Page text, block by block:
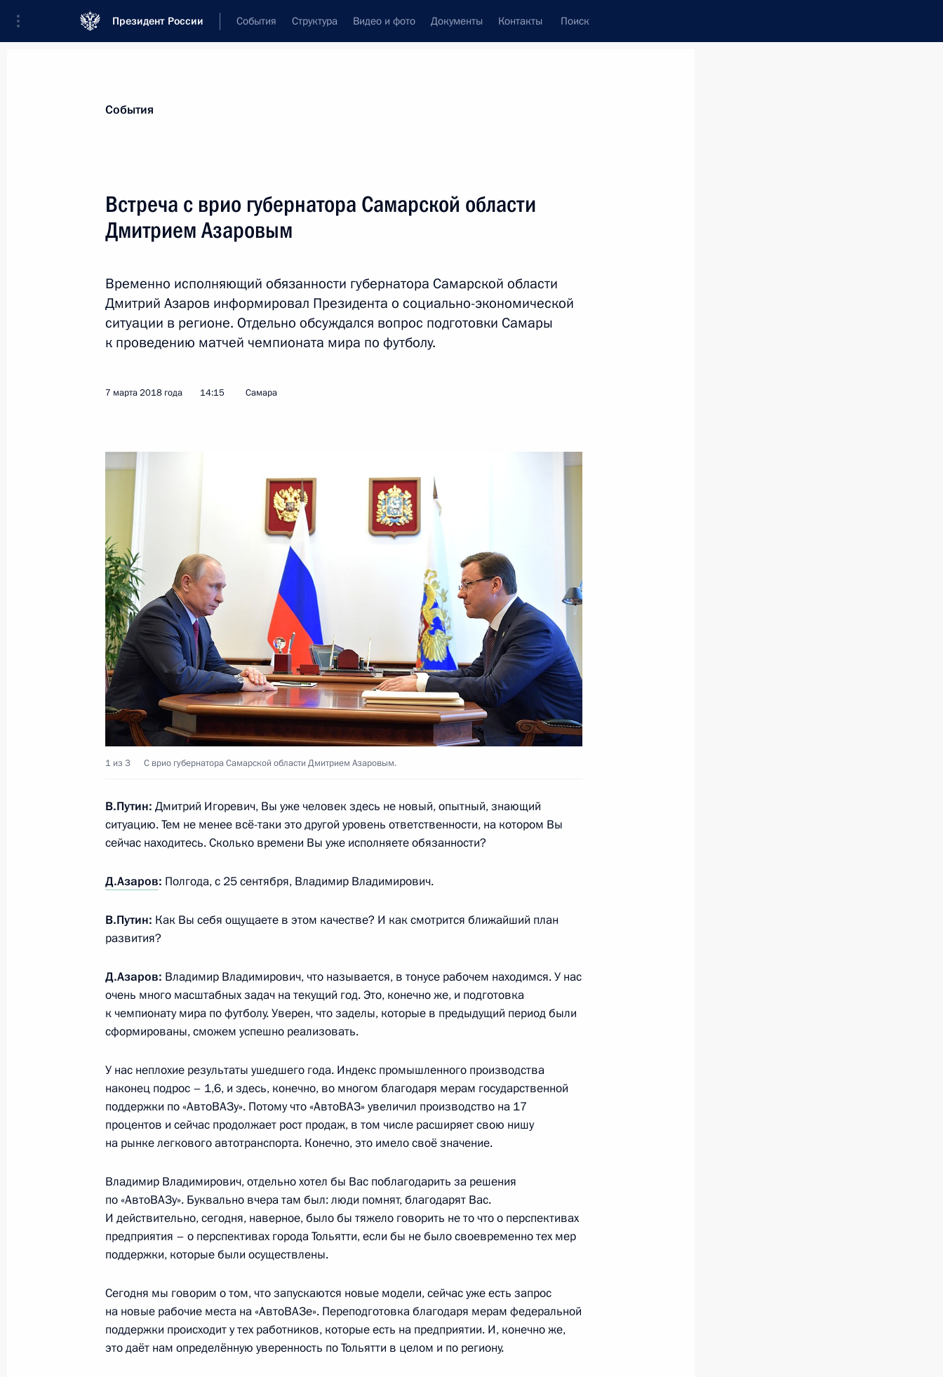
Президент России События Структура Видео и фото Документы Контакты Поиск
Показать следующие материалы
27 марта 2018 года, 08:20
Президент навестил в больнице пострадавших при пожаре
27 марта 2018 года, 08:00
Совещание о ликвидации последствий пожара в Кемерове
27 марта 2018 года, 07:15
Владимир Путин почтил память погибших при пожаре в Кемерове
27 марта 2018 года, 05:50
Владимир Путин дал ряд поручений в связи с пожаром
в Кемерове
25 марта 2018 года, 20:00
Владимир Путин посетил Севастополь
14 марта 2018 года, 19:10
Встреча с представителями общественности Севастополя
Осмотр нового терминала аэропорта Симферополь
14 марта 2018 года, 17:50
Осмотр готового участка Крымского моста
14 марта 2018 года, 15:50
Рабочая встреча с врио главы Дагестана Владимиром
Васильевым
13 марта 2018 года, 18:30
Совещание по вопросам социально-экономического развития
Дагестана
13 марта 2018 года, 18:00
Встреча с представителями общественности Дагестана
13 марта 2018 года, 17:30
События
Встреча с врио губернатора Самарской области
Дмитрием Азаровым
Временно исполняющий обязанности губернатора Самарской области
Дмитрий Азаров информировал Президента о социально-экономической
ситуации в регионе. Отдельно обсуждался вопрос подготовки Самары
к проведению матчей чемпионата мира по футболу.
7 марта 2018 года 14:15 Самара
1 из 3 С врио губернатора Самарской области Дмитрием Азаровым.
В.Путин: Дмитрий Игоревич, Вы уже человек здесь не новый, опытный, знающий
ситуацию. Тем не менее всё-таки это другой уровень ответственности, на котором Вы
сейчас находитесь. Сколько времени Вы уже исполняете обязанности?
Д.Азаров: Полгода, с 25 сентября, Владимир Владимирович.
В.Путин: Как Вы себя ощущаете в этом качестве? И как смотрится ближайший план
развития?
Д.Азаров: Владимир Владимирович, что называется, в тонусе рабочем находимся. У нас
очень много масштабных задач на текущий год. Это, конечно же, и подготовка
к чемпионату мира по футболу. Уверен, что заделы, которые в предыдущий период были
сформированы, сможем успешно реализовать.
У нас неплохие результаты ушедшего года. Индекс промышленного производства
наконец подрос – 1,6, и здесь, конечно, во многом благодаря мерам государственной
поддержки по «АвтоВАЗу». Потому что «АвтоВАЗ» увеличил производство на 17
процентов и сейчас продолжает рост продаж, в том числе расширяет свою нишу
на рынке легкового автотранспорта. Конечно, это имело своё значение.
Владимир Владимирович, отдельно хотел бы Вас поблагодарить за решения
по «АвтоВАЗу». Буквально вчера там был: люди помнят, благодарят Вас.
И действительно, сегодня, наверное, было бы тяжело говорить не то что о перспективах
предприятия – о перспективах города Тольятти, если бы не было своевременно тех мер
поддержки, которые были осуществлены.
Сегодня мы говорим о том, что запускаются новые модели, сейчас уже есть запрос
на новые рабочие места на «АвтоВАЗе». Переподготовка благодаря мерам федеральной
поддержки происходит у тех работников, которые есть на предприятии. И, конечно же,
это даёт нам определённую уверенность по Тольятти в целом и по региону.